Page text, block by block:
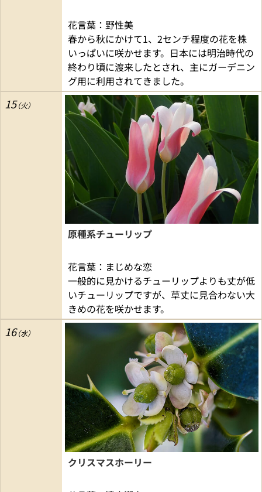
花言葉：野性美
春から秋にかけて1、2センチ程度の花を株
いっぱいに咲かせます。日本には明治時代の
終わり頃に渡来したとされ、主にガーデニン
グ用に利用されてきました。
15
原種系チューリップ
花言葉：まじめな恋
一般的に見かけるチューリップよりも丈が低
いチューリップですが、草丈に見合わない大
きめの花を咲かせます。
16
クリスマスホーリー